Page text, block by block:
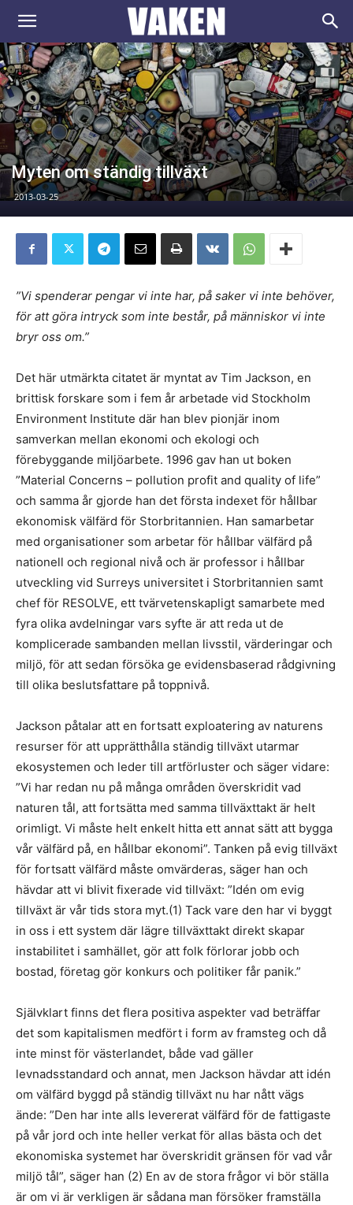
VAKEN.se
Myten om ständig tillväxt
2013-03-25
”Vi spenderar pengar vi inte har, på saker vi inte behöver,
för att göra intryck som inte består, på människor vi inte
bryr oss om.”
Det här utmärkta citatet är myntat av Tim Jackson, en
brittisk forskare som i fem år arbetade vid Stockholm
Environment Institute där han blev pionjär inom
samverkan mellan ekonomi och ekologi och
förebyggande miljöarbete. 1996 gav han ut boken
”Material Concerns – pollution profit and quality of life”
och samma år gjorde han det första indexet för hållbar
ekonomisk välfärd för Storbritannien. Han samarbetar
med organisationer som arbetar för hållbar välfärd på
nationell och regional nivå och är professor i hållbar
utveckling vid Surreys universitet i Storbritannien samt
chef för RESOLVE, ett tvärvetenskapligt samarbete med
fyra olika avdelningar vars syfte är att reda ut de
komplicerade sambanden mellan livsstil, värderingar och
miljö, för att sedan försöka ge evidensbaserad rådgivning
till olika beslutsfattare på toppnivå.
Jackson påtalar att en fortsatt exploatering av naturens
resurser för att upprätthålla ständig tillväxt utarmar
ekosystemen och leder till artförluster och säger vidare:
”Vi har redan nu på många områden överskridit vad
naturen tål, att fortsätta med samma tillväxttakt är helt
orimligt. Vi måste helt enkelt hitta ett annat sätt att bygga
vår välfärd på, en hållbar ekonomi”. Tanken på evig tillväxt
för fortsatt välfärd måste omvärderas, säger han och
hävdar att vi blivit fixerade vid tillväxt: ”Idén om evig
tillväxt är vår tids stora myt.(1) Tack vare den har vi byggt
in oss i ett system där lägre tillväxttakt direkt skapar
instabilitet i samhället, gör att folk förlorar jobb och
bostad, företag gör konkurs och politiker får panik.”
Självklart finns det flera positiva aspekter vad beträffar
det som kapitalismen medfört i form av framsteg och då
inte minst för västerlandet, både vad gäller
levnadsstandard och annat, men Jackson hävdar att idén
om välfärd byggd på ständig tillväxt nu har nått vägs
ände: ”Den har inte alls levererat välfärd för de fattigaste
på vår jord och inte heller verkat för allas bästa och det
ekonomiska systemet har överskridit gränsen för vad vår
miljö tål”, säger han (2) En av de stora frågor vi bör ställa
är om vi är verkligen är sådana man försöker framställa